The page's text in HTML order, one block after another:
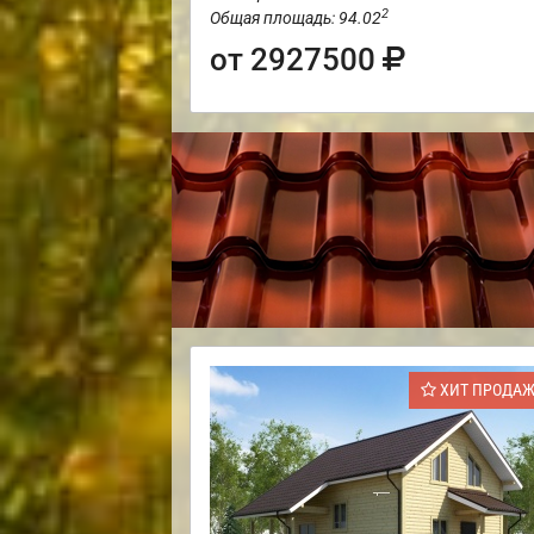
Общая площадь: 94.022
от 2927500
ХИТ ПРОДАЖ